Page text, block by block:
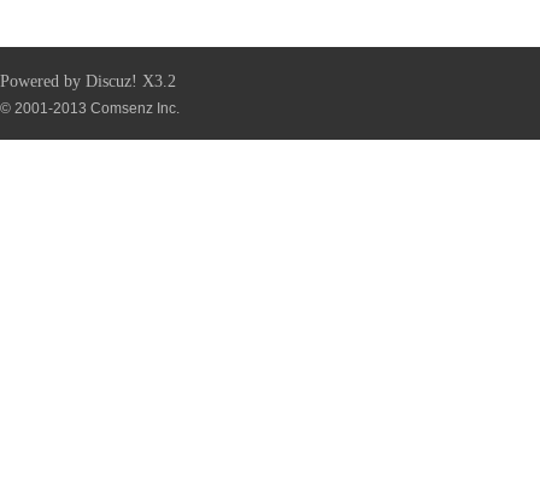
Powered by Discuz! X3.2
© 2001-2013 Comsenz Inc.